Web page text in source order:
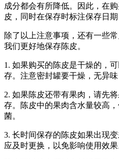
成分都会有所降低。因此，在
皮，同时在保存时标注保存日期
除了以上注意事项，还有一些
我们更好地保存陈皮。
1. 如果购买的陈皮是干燥的，
存。注意密封罐要干燥，无异味
2. 如果陈皮还带有果肉，请先
存。陈皮中的果肉含水量较高
菌。
3. 长时间保存的陈皮如果出现
应及时更换，以免影响使用效果